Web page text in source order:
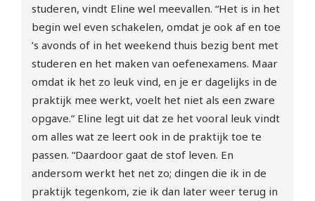
studeren, vindt Eline wel meevallen. “Het is in het
begin wel even schakelen, omdat je ook af en toe
’s avonds of in het weekend thuis bezig bent met
studeren en het maken van oefenexamens. Maar
omdat ik het zo leuk vind, en je er dagelijks in de
praktijk mee werkt, voelt het niet als een zware
opgave.” Eline legt uit dat ze het vooral leuk vindt
om alles wat ze leert ook in de praktijk toe te
passen. “Daardoor gaat de stof leven. En
andersom werkt het net zo; dingen die ik in de
praktijk tegenkom, zie ik dan later weer terug in